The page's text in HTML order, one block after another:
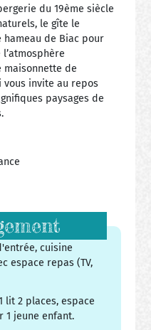
du 19ème siècle
le gîte le
hameau de Biac pour
maisonnette de
invite au repos
paysages de
cuisine
espace repas (TV,
lit 2 places, espace
1 jeune enfant.